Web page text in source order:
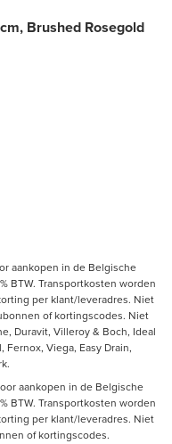
Brushed Rosegold
aankopen in de Belgische
BTW. Transportkosten worden
per klant/leveradres. Niet
of kortingscodes. Niet
Duravit, Villeroy & Boch, Ideal
Fernox, Viega, Easy Drain,
aankopen in de Belgische
BTW. Transportkosten worden
per klant/leveradres. Niet
of kortingscodes.